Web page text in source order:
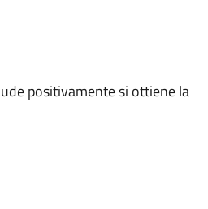
positivamente si ottiene la